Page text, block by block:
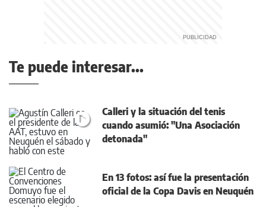
Te puede interesar...
Calleri y la situación del tenis
cuando asumió: "Una Asociación
detonada"
En 13 fotos: así fue la presentación
oficial de la Copa Davis en Neuquén